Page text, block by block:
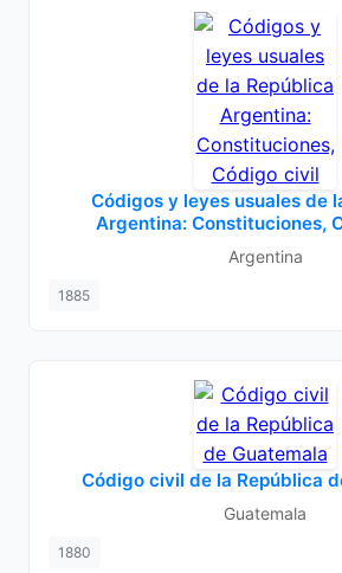
Códigos y leyes usuales de
Argentina: Constituciones,
Argentina
1885
Código civil de la República
Guatemala
1880